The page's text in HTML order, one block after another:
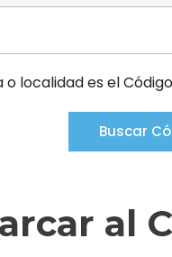
o localidad es el
Buscar
al